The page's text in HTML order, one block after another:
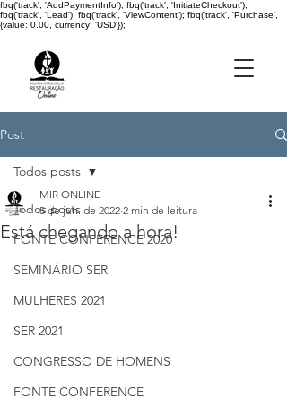
fbq('track', 'AddPaymentInfo'); fbq('track', 'InitiateCheckout');
fbq('track', 'Lead'); fbq('track', 'ViewContent'); fbq('track', 'Purchase',
{value: 0.00, currency: 'USD'});
Post
Todos posts
FONTE CONFERENCE 2020
SEMINÁRIO SER
MULHERES 2021
SER 2021
CONGRESSO DE HOMENS
FONTE CONFERENCE
Todos posts
Está chegando a hora!
MIR ONLINE
5 de jun. de 2022 2 min de leitura